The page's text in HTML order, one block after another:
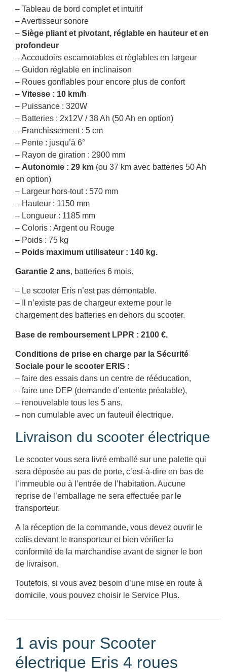
– Tableau de bord complet et intuitif
– Avertisseur sonore
– Siège pliant et pivotant, réglable en hauteur et en
profondeur
– Accoudoirs escamotables et réglables en largeur
– Guidon réglable en inclinaison
– Roues gonflables pour encore plus de confort
– Vitesse : 10 km/h
– Puissance : 320W
– Batteries : 2x12V / 38 Ah (50 Ah en option)
– Franchissement : 5 cm
– Pente : jusqu’à 6°
– Rayon de giration : 2900 mm
– Autonomie : 29 km (ou 37 km avec batteries 50 Ah
en option)
– Largeur hors-tout : 570 mm
– Hauteur : 1150 mm
– Longueur : 1185 mm
– Coloris : Argent ou Rouge
– Poids : 75 kg
– Poids maximum utilisateur : 140 kg.
Garantie 2 ans, batteries 6 mois.
– Le scooter Eris n’est pas démontable.
– Il n’existe pas de chargeur externe pour le
chargement des batteries en dehors du scooter.
Base de remboursement LPPR : 2100 €.
Conditions de prise en charge par la Sécurité
Sociale pour le scooter ERIS :
– faire des essais dans un centre de rééducation,
– faire une DEP (demande d’entente préalable),
– renouvelable tous les 5 ans,
– non cumulable avec un fauteuil électrique.
Livraison du scooter électrique
Le scooter vous sera livré emballé sur une palette qui
sera déposée au pas de porte, c’est-à-dire en bas de
l’immeuble ou à l’entrée de l’habitation. Aucune
reprise de l’emballage ne sera effectuée par le
transporteur.
A la réception de la commande, vous devez ouvrir le
colis devant le transporteur et bien vérifier la
conformité de la marchandise avant de signer le bon
de livraison.
Toutefois, si vous avez besoin d’une mise en route à
domicile, vous pouvez choisir le Service Plus.
1 avis pour Scooter
électrique Eris 4 roues